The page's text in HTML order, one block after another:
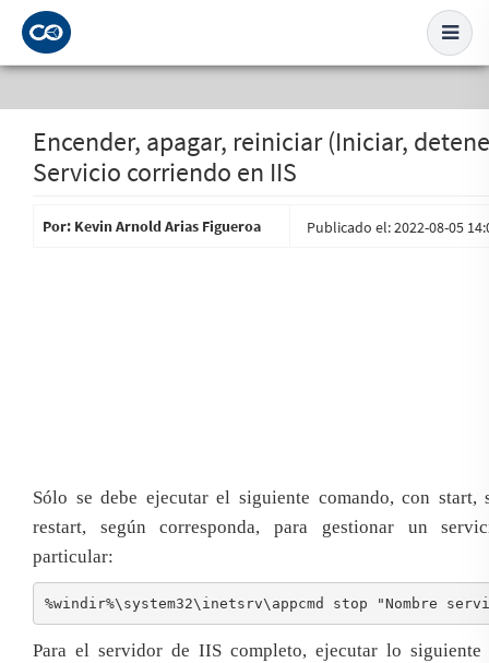
Encender, apagar, reiniciar (Iniciar,
Servicio corriendo en IIS
Por: Kevin Arnold Arias Figueroa Publicado el: 2022-08-05
Sólo se debe ejecutar el siguiente comando, con start,
restart, según corresponda, para gestionar un
particular:
%windir%\system32\inetsrv\appcmd stop "Nombre
Para el servidor de IIS completo, ejecutar lo siguiente